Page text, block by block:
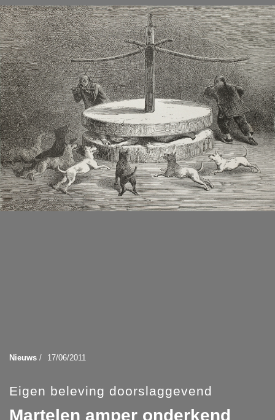
Nieuws / 17/06/2011
Eigen beleving doorslaggevend
Martelen amper onderkend